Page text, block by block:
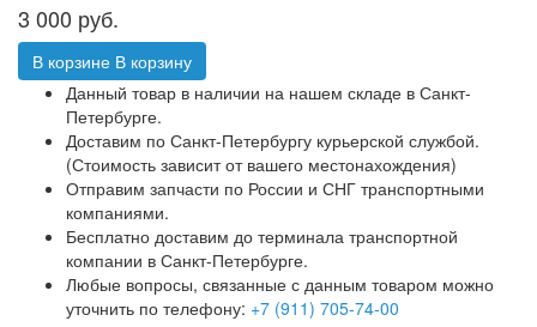
3 000 руб.
В корзине В корзину
Данный товар в наличии на нашем складе в Санкт-
Петербурге.
Доставим по Санкт-Петербургу курьерской службой.
(Стоимость зависит от вашего местонахождения)
Отправим запчасти по России и СНГ транспортными
компаниями.
Бесплатно доставим до терминала транспортной
компании в Санкт-Петербурге.
Любые вопросы, связанные с данным товаром можно
уточнить по телефону: +7 (911) 705-74-00